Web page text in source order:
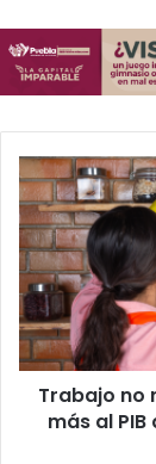
Trabajo
no
remunerado
en
los
hogares
aporta
más
al
PIBTrabajo no
más al